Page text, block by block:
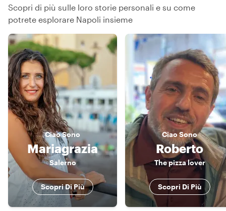
Scopri di più sulle loro storie personali e su come
potrete esplorare Napoli insieme
CiaoSono
Mariagrazia
Salerno
Scopri Di Più
CiaoSono
Roberto
The pizza lover
Scopri Di Più